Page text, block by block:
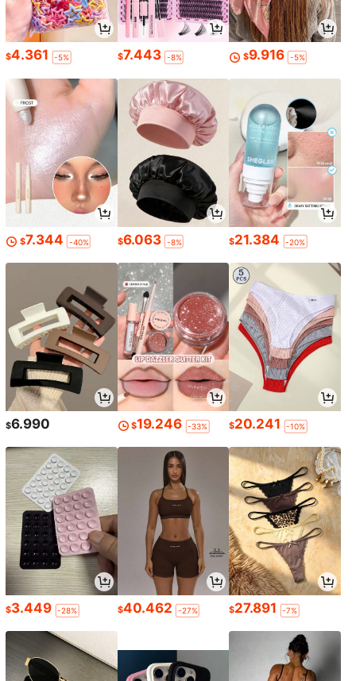
$4.361 -5% $7.443 -8% $9.916 -5%
$7.344 -40% $6.063 -8% $21.384 -20%
$6.990 $19.246 -33% $20.241 -10%
$3.449 -28% $40.462 -27% $27.891 -7%